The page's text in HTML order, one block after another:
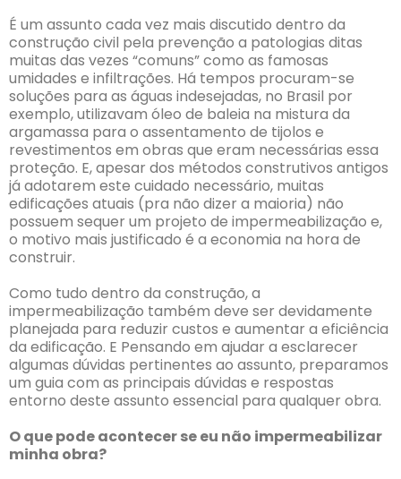
É um assunto cada vez mais discutido dentro da
construção civil pela prevenção a patologias ditas
muitas das vezes “comuns” como as famosas
umidades e infiltrações. Há tempos procuram-se
soluções para as águas indesejadas, no Brasil por
exemplo, utilizavam óleo de baleia na mistura da
argamassa para o assentamento de tijolos e
revestimentos em obras que eram necessárias essa
proteção. E, apesar dos métodos construtivos antigos
já adotarem este cuidado necessário, muitas
edificações atuais (pra não dizer a maioria) não
possuem sequer um projeto de impermeabilização e,
o motivo mais justificado é a economia na hora de
construir.
Como tudo dentro da construção, a
impermeabilização também deve ser devidamente
planejada para reduzir custos e aumentar a eficiência
da edificação. E Pensando em ajudar a esclarecer
algumas dúvidas pertinentes ao assunto, preparamos
um guia com as principais dúvidas e respostas
entorno deste assunto essencial para qualquer obra.
O que pode acontecer se eu não impermeabilizar
minha obra?